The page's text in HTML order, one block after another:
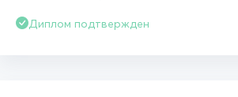
Диплом подтвержден